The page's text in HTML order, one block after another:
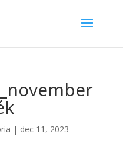
| dec 11, 2023